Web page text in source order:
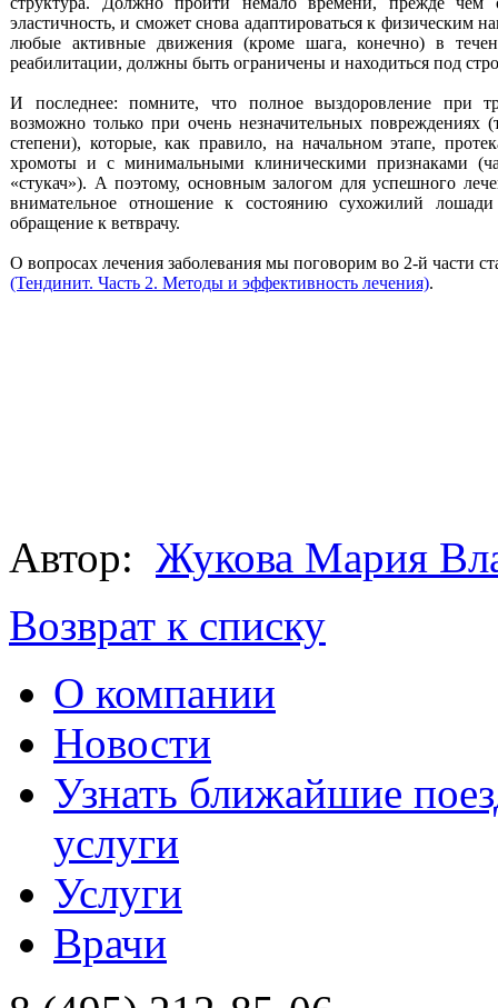
эластичность, и сможет снова адаптироваться к физическим
любые активные движения (кроме шага, конечно) в
реабилитации, должны быть ограничены и находиться под
И последнее: помните, что полное выздоровление при
возможно только при очень незначительных повреждениях
степени), которые, как правило, на начальном этапе,
хромоты и с минимальными клиническими признаками
«стукач»). А поэтому, основным залогом для успешного
внимательное отношение к состоянию сухожилий
обращение к ветврачу.
О вопросах лечения заболевания мы поговорим во 2-й части
(Тендинит. Часть 2. Методы и эффективность лечения).
Автор: Жукова Мария
Возврат к списку
О компании
Новости
Узнать ближайшие
услуги
Услуги
Врачи